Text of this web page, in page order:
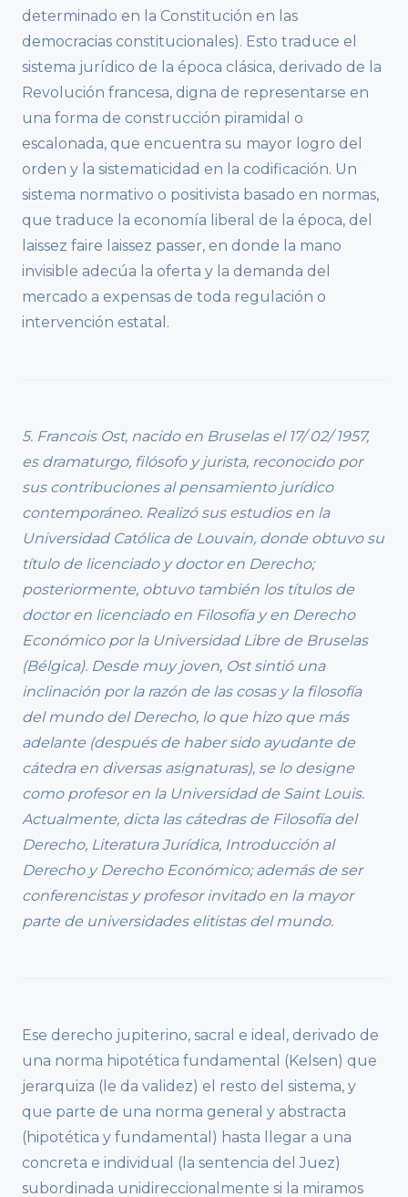
determinado en la Constitución en las
democracias constitucionales). Esto traduce el
sistema jurídico de la época clásica, derivado de la
Revolución francesa, digna de representarse en
una forma de construcción piramidal o
escalonada, que encuentra su mayor logro del
orden y la sistematicidad en la codificación. Un
sistema normativo o positivista basado en normas,
que traduce la economía liberal de la época, del
laissez faire laissez passer, en donde la mano
invisible adecúa la oferta y la demanda del
mercado a expensas de toda regulación o
intervención estatal.
5. Francois Ost, nacido en Bruselas el 17/ 02/ 1957,
es dramaturgo, filósofo y jurista, reconocido por
sus contribuciones al pensamiento jurídico
contemporáneo. Realizó sus estudios en la
Universidad Católica de Louvain, donde obtuvo su
título de licenciado y doctor en Derecho;
posteriormente, obtuvo también los títulos de
doctor en licenciado en Filosofía y en Derecho
Económico por la Universidad Libre de Bruselas
(Bélgica). Desde muy joven, Ost sintió una
inclinación por la razón de las cosas y la filosofía
del mundo del Derecho, lo que hizo que más
adelante (después de haber sido ayudante de
cátedra en diversas asignaturas), se lo designe
como profesor en la Universidad de Saint Louis.
Actualmente, dicta las cátedras de Filosofía del
Derecho, Literatura Jurídica, Introducción al
Derecho y Derecho Económico; además de ser
conferencistas y profesor invitado en la mayor
parte de universidades elitistas del mundo.
Ese derecho jupiterino, sacral e ideal, derivado de
una norma hipotética fundamental (Kelsen) que
jerarquiza (le da validez) el resto del sistema, y
que parte de una norma general y abstracta
(hipotética y fundamental) hasta llegar a una
concreta e individual (la sentencia del Juez)
subordinada unidireccionalmente si la miramos